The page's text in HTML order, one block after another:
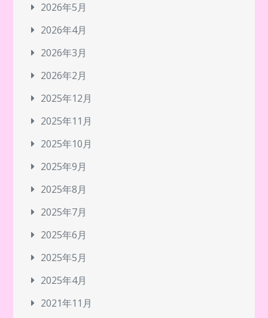
2026年5月
2026年4月
2026年3月
2026年2月
2025年12月
2025年11月
2025年10月
2025年9月
2025年8月
2025年7月
2025年6月
2025年5月
2025年4月
2021年11月